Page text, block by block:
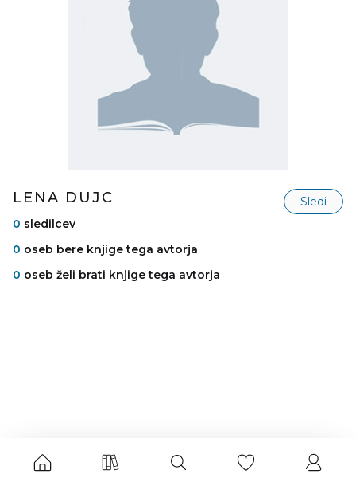
LENA DUJC
Sledi
0 sledilcev
0 oseb bere knjige tega avtorja
0 oseb želi brati knjige tega avtorja